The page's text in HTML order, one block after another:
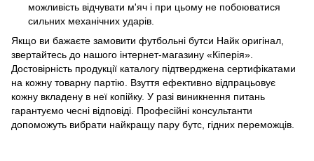
можливість відчувати м'яч і при цьому не побоюватися
сильних механічних ударів.
Якщо ви бажаєте замовити футбольні бутси Найк оригінал,
звертайтесь до нашого інтернет-магазину «Кіперія».
Достовірність продукції каталогу підтверджена сертифікатами
на кожну товарну партію. Взуття ефективно відпрацьовує
кожну вкладену в неї копійку. У разі виникнення питань
гарантуємо чесні відповіді. Професійні консультанти
допоможуть вибрати найкращу пару бутс, гідних переможців.